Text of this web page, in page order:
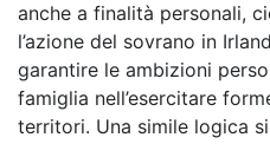
anche a finalità personali,
l’azione del sovrano in
garantire le ambizioni
famiglia nell’esercitare
territori. Una simile logica